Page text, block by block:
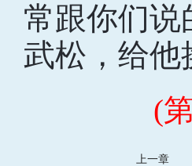
常跟你们说
武松，给他
(
上一章